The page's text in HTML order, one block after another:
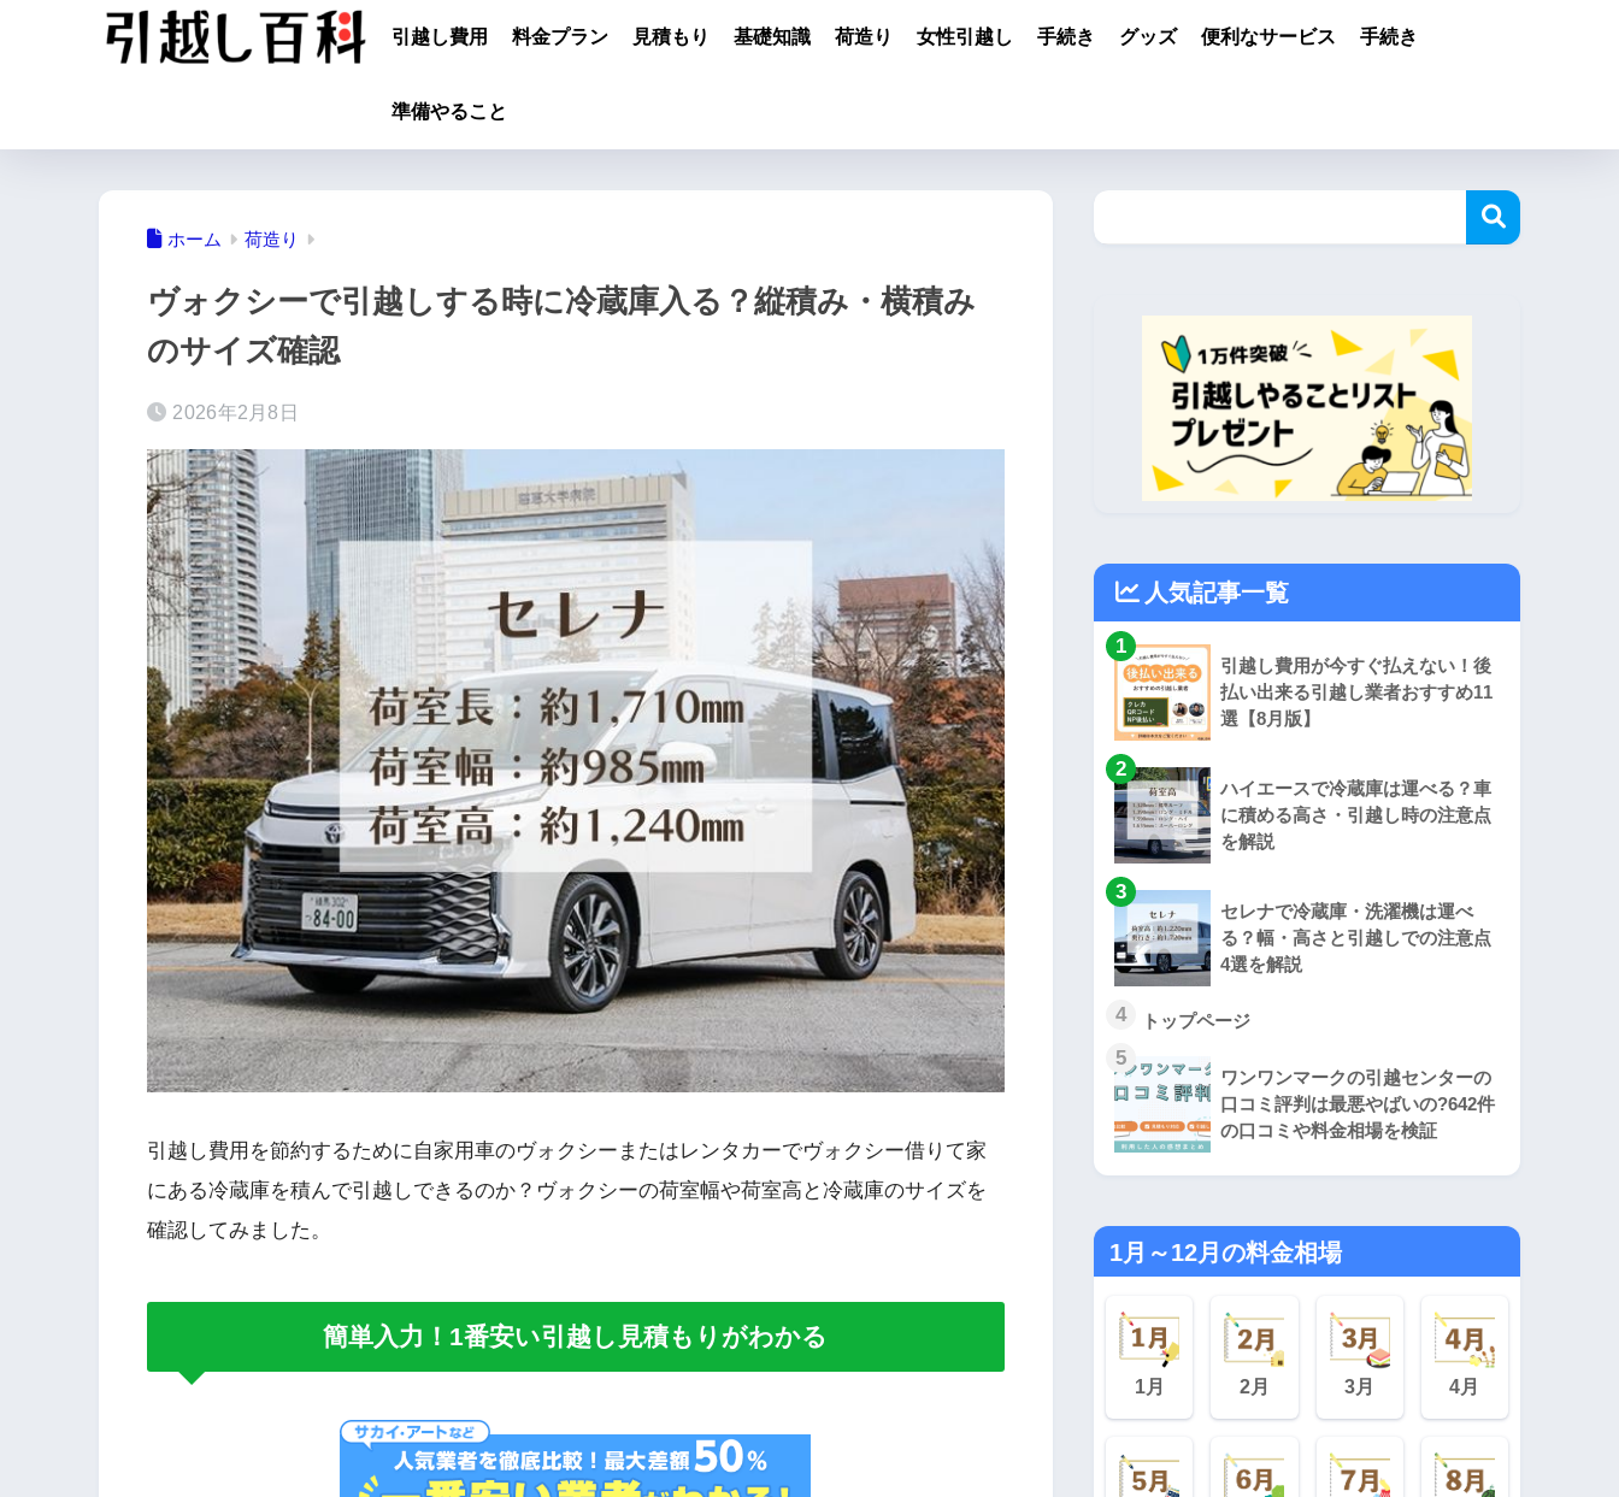
引越し費用 料金プラン 見積もり 基礎知識 荷造り 女性引越し 手続き グッズ 便利なサービス 手続き
準備やること
ホーム 荷造り
ヴォクシーで引越しする時に冷蔵庫入る？縦積み・横積み
のサイズ確認
2026年2月8日
引越し費用を節約するために自家用車のヴォクシーまたはレンタカーでヴォクシー借りて家
にある冷蔵庫を積んで引越しできるのか？ヴォクシーの荷室幅や荷室高と冷蔵庫のサイズを
確認してみました。
簡単入力！1番安い引越し見積もりがわかる
人気記事一覧
1
引越し費用が今すぐ払えない！後
払い出来る引越し業者おすすめ11
選【8月版】
2
ハイエースで冷蔵庫は運べる？車
に積める高さ・引越し時の注意点
を解説
3
セレナで冷蔵庫・洗濯機は運べ
る？幅・高さと引越しでの注意点
4選を解説
4 トップページ
5
ワンワンマークの引越センターの
口コミ評判は最悪やばいの?642件
の口コミや料金相場を検証
1月～12月の料金相場
1月 2月 3月 4月